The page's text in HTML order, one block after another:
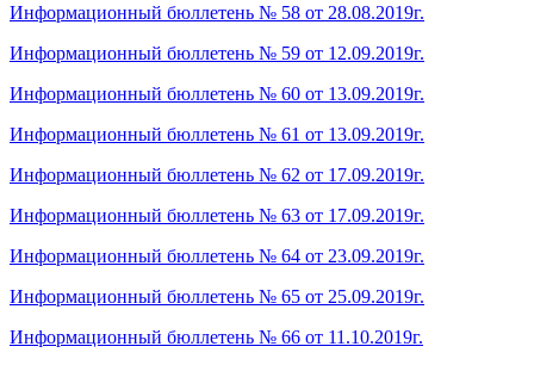
Информационный бюллетень № 58 от 28.08.2019г.
Информационный бюллетень № 59 от 12.09.2019г.
Информационный бюллетень № 60 от 13.09.2019г.
Информационный бюллетень № 61 от 13.09.2019г.
Информационный бюллетень № 62 от 17.09.2019г.
Информационный бюллетень № 63 от 17.09.2019г.
Информационный бюллетень № 64 от 23.09.2019г.
Информационный бюллетень № 65 от 25.09.2019г.
Информационный бюллетень № 66 от 11.10.2019г.